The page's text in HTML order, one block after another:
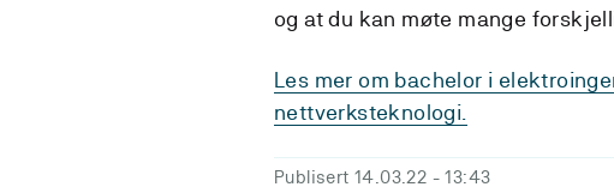
og at du kan møte mange
Les mer om bachelor i
nettverksteknologi.
Publisert 14.03.22 - 13:43